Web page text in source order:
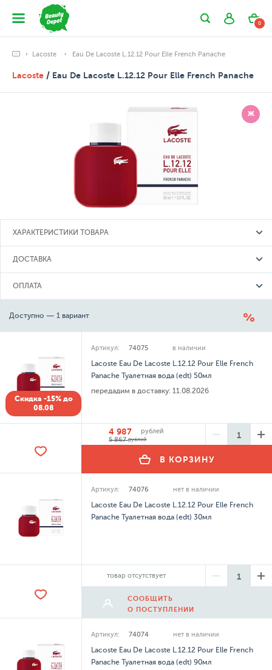
0
Lacoste Eau De Lacoste L.12.12 Pour Elle French Panache
Lacoste / Eau De Lacoste L.12.12 Pour Elle French Panache
Ж
ХАРАКТЕРИСТИКИ ТОВАРА
ДОСТАВКА
ОПЛАТА
Доступно — 1 вариант
Скидка -15% до
08.08
Артикул: 74075 в наличии
Lacoste Eau De Lacoste L.12.12 Pour Elle French
Panache Туалетная вода (edt) 50мл
передадим в доставку: 11.08.2026
4 987
рублей
5 867рублей
В КОРЗИНУ
Артикул: 74076 нет в наличии
Lacoste Eau De Lacoste L.12.12 Pour Elle French
Panache Туалетная вода (edt) 30мл
товар отсутствует
СООБЩИТЬ
О ПОСТУПЛЕНИИ
Артикул: 74074 нет в наличии
Lacoste Eau De Lacoste L.12.12 Pour Elle French
Panache Туалетная вода (edt) 90мл